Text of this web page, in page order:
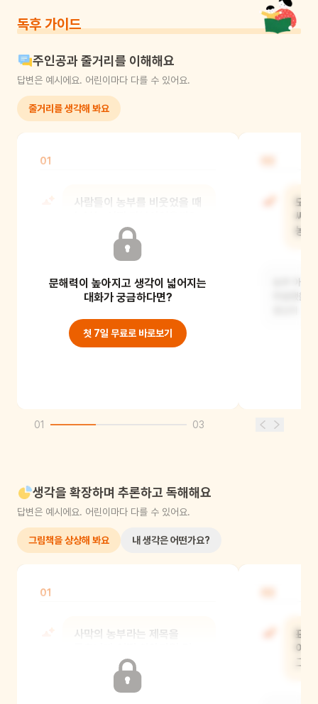
독후 가이드
주인공과 줄거리를 이해해요
답변은 예시에요. 어린이마다 다를 수 있어요.
줄거리를 생각해 봐요
01
사람들이 농부를 비웃었을 때
같아요. 하지만 자신이 하는 일이 옳다고
믿었기 때
문해력이 높아지고 생각이 넓어지는
대화가 궁금하다면?
첫 7일 무료로 바로보기
모
씨
농
농부 아저
좌절했을
01 03
생각을 확장하며 추론하고 독해해요
답변은 예시에요. 어린이마다 다를 수 있어요.
그림책을 상상해 봐요 내 생각은 어떤가요?
01
사막의 농부라는 제목을
표
어
그